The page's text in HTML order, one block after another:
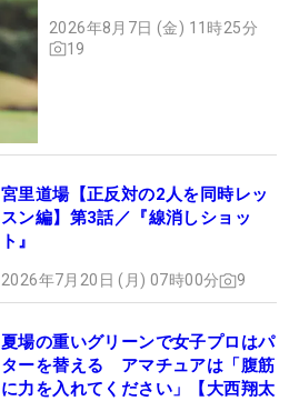
2026年8月7日 (金) 11時25分
19
宮里道場【正反対の2人を同時レッ
スン編】第3話／『線消しショッ
ト』
2026年7月20日 (月) 07時00分 9
夏場の重いグリーンで女子プロはパ
ターを替える アマチュアは「腹筋
に力を入れてください」【大西翔太